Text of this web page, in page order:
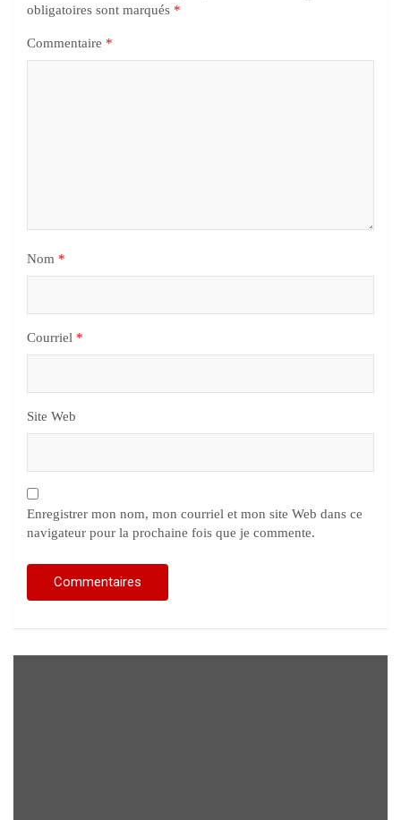
obligatoires sont marqués *
Commentaire *
Nom *
Courriel *
Site Web
Enregistrer mon nom, mon courriel et mon site Web dans ce
navigateur pour la prochaine fois que je commente.